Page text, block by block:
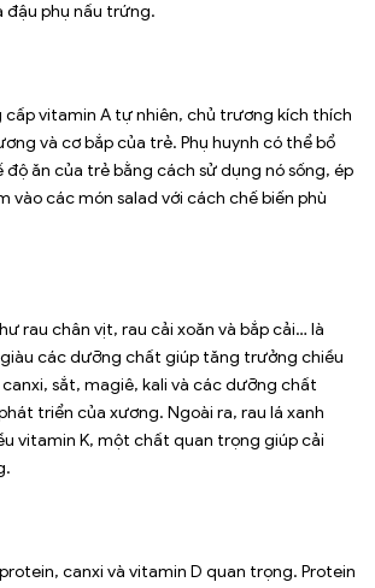
đậu phụ nấu trứng.
vitamin A tự nhiên, chủ trương kích thích
và cơ bắp của trẻ. Phụ huynh có thể bổ
độ ăn của trẻ bằng cách sử dụng nó sống, ép
vào các món salad với cách chế biến phù
rau chân vịt, rau cải xoăn và bắp cải… là
các dưỡng chất giúp tăng trưởng chiều
sắt, magiê, kali và các dưỡng chất
triển của xương. Ngoài ra, rau lá xanh
vitamin K, một chất quan trọng giúp cải
canxi và vitamin D quan trọng. Protein